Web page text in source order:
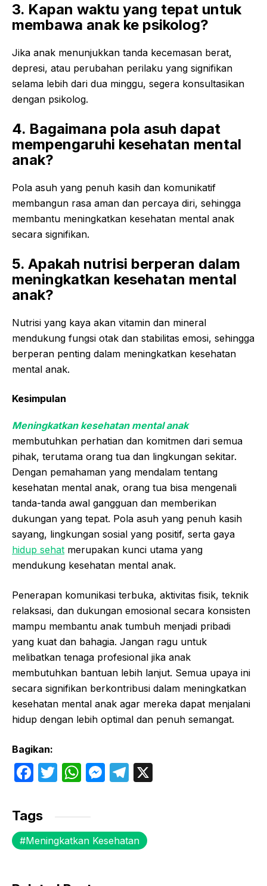
3. Kapan waktu yang tepat untuk
membawa anak ke psikolog?
Jika anak menunjukkan tanda kecemasan berat,
depresi, atau perubahan perilaku yang signifikan
selama lebih dari dua minggu, segera konsultasikan
dengan psikolog.
4. Bagaimana pola asuh dapat
mempengaruhi kesehatan mental
anak?
Pola asuh yang penuh kasih dan komunikatif
membangun rasa aman dan percaya diri, sehingga
membantu meningkatkan kesehatan mental anak
secara signifikan.
5. Apakah nutrisi berperan dalam
meningkatkan kesehatan mental
anak?
Nutrisi yang kaya akan vitamin dan mineral
mendukung fungsi otak dan stabilitas emosi, sehingga
berperan penting dalam meningkatkan kesehatan
mental anak.
Kesimpulan
Meningkatkan kesehatan mental anak
membutuhkan perhatian dan komitmen dari semua
pihak, terutama orang tua dan lingkungan sekitar.
Dengan pemahaman yang mendalam tentang
kesehatan mental anak, orang tua bisa mengenali
tanda-tanda awal gangguan dan memberikan
dukungan yang tepat. Pola asuh yang penuh kasih
sayang, lingkungan sosial yang positif, serta gaya
hidup sehat merupakan kunci utama yang
mendukung kesehatan mental anak.
Penerapan komunikasi terbuka, aktivitas fisik, teknik
relaksasi, dan dukungan emosional secara konsisten
mampu membantu anak tumbuh menjadi pribadi
yang kuat dan bahagia. Jangan ragu untuk
melibatkan tenaga profesional jika anak
membutuhkan bantuan lebih lanjut. Semua upaya ini
secara signifikan berkontribusi dalam meningkatkan
kesehatan mental anak agar mereka dapat menjalani
hidup dengan lebih optimal dan penuh semangat.
Bagikan:
F
c
e
b
T
er
W
s
A
M
s
e
T
gr
a
Tags
Meningkatkan Kesehatan